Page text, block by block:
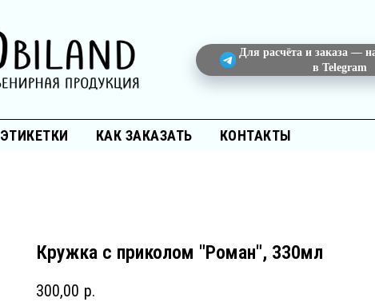
Для расчёта и заказа —
в Telegram
ЭТИКЕТКИ КАК ЗАКАЗАТЬ КОНТАКТЫ
Кружка с приколом "Роман", 330мл
300,00 р.